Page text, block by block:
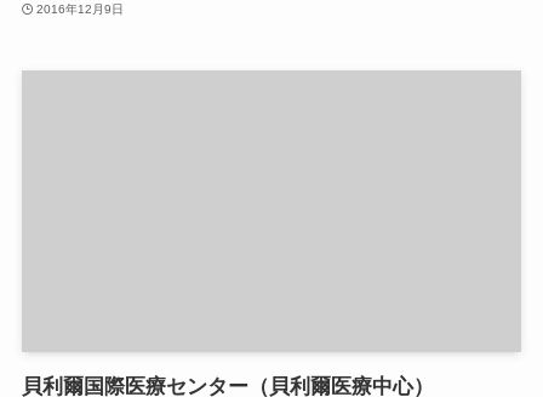
2016年12月9日
貝利爾国際医療センター（貝利爾医療中心）